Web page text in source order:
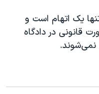
یک اتهام است و
قانونی در دادگاه